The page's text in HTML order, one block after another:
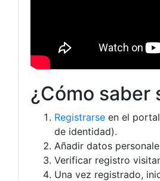
¿Cómo saber
Registrarse en el
de identidad).
Añadir datos
Verificar registro
Una vez registrado,